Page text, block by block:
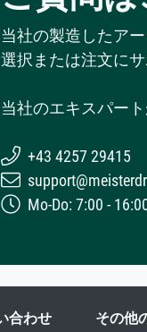
当社の製造したア
選択または注文に
当社のエキスパー
+43 4257 29415
Mo-Do: 7:00 -
合わせ その他